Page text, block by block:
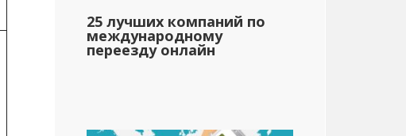
25 лучших компаний по
международному
переезду онлайн